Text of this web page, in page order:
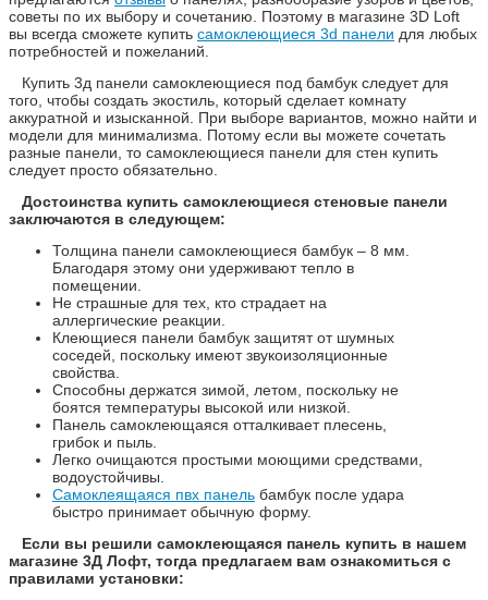
советы по их выбору и сочетанию. Поэтому в магазине 3D Loft
вы всегда сможете купить самоклеющиеся 3d панели для любых
потребностей и пожеланий.
Купить 3д панели самоклеющиеся под бамбук следует для
того, чтобы создать экостиль, который сделает комнату
аккуратной и изысканной. При выборе вариантов, можно найти и
модели для минимализма. Потому если вы можете сочетать
разные панели, то самоклеющиеся панели для стен купить
следует просто обязательно.
Достоинства купить самоклеющиеся стеновые панели
заключаются в следующем:
Толщина панели самоклеющиеся бамбук – 8 мм.
Благодаря этому они удерживают тепло в
помещении.
Не страшные для тех, кто страдает на
аллергические реакции.
Клеющиеся панели бамбук защитят от шумных
соседей, поскольку имеют звукоизоляционные
свойства.
Способны держатся зимой, летом, поскольку не
боятся температуры высокой или низкой.
Панель самоклеющаяся отталкивает плесень,
грибок и пыль.
Легко очищаются простыми моющими средствами,
водоустойчивы.
Самоклеящаяся пвх панель бамбук после удара
быстро принимает обычную форму.
Если вы решили самоклеющаяся панель купить в нашем
магазине 3Д Лофт, тогда предлагаем вам ознакомиться с
правилами установки: